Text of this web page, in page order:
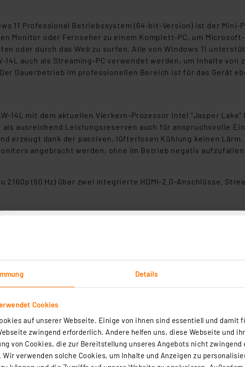
Details
Cookies
auf unserer Webseite. Einige von ihnen sind essentiell und damit
zwingend erforderlich. Andere helfen uns, diese Webseite und
von Cookies, die zur Bereitstellung unseres Angebots nicht
Wir verwenden solche Cookies, um Inhalte und Anzeigen zu
11 Professional Betriebssystem (64-bit-Version) ist der Mini-
Monitor oder Fernseher zu einem Komplett-PC, um
oder durch das Web zu surfen. Alle von Windows 11
auch als Streaming-PC verwendet werden, um Inhalte von
Dauerbetrieb im professionellen Bereich ist für das Gerät
14L mit dem aktuellen Vierkern-Prozessor Intel "Jasper Lake"
als ausreichend Leistungsreserven auch für anspruchsvolle
erzeugt dank der passiven, lüfterlosen Kühlung keinen
angebracht werden, ohne im Betrieb negativ aufzufallen.
2160p (60 Hz) über zwei integrierte HDMI-2.0-Anschlüsse.
des Mini-PCs können bis zu 3 Monitore gleichzeitig
1x USB 3.1 Gen1) zur Verfügung, geeignet z. B. zum
bietet Platz für den Einbau eines zusätzlichen M.2
einer Speicherkapazität von bis zu 2 TB.
5 GHz) lässt sich der Mini-PC leicht ins Heimnetzwerk
zu Ihrem Router verwendet. Weitere Geräte wie z.
eine entsprechende Kompatibilität der Geräte vorausgesetzt.
vorinstalliertem Windows 11 Professional Betriebssystem
Streaming-PC, Medienzentrale, als Workstation, für Digital-
möglich für bequemes Multi-Tasking (2x HDMI 2.0 /